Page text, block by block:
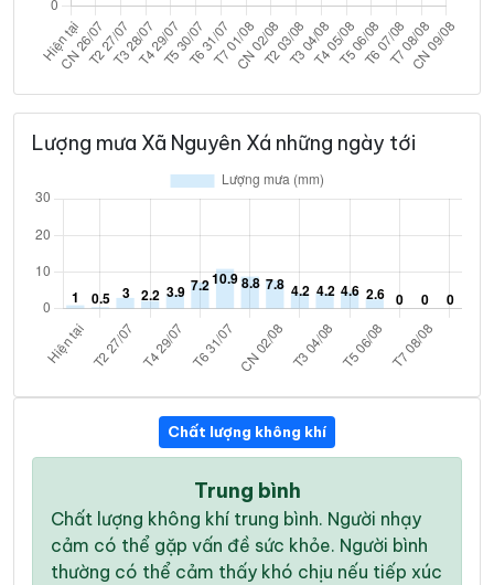
Lượng mưa Xã Nguyên Xá những ngày tới
Chất lượng không khí
Trung bình
Chất lượng không khí trung bình. Người nhạy
cảm có thể gặp vấn đề sức khỏe. Người bình
thường có thể cảm thấy khó chịu nếu tiếp xúc